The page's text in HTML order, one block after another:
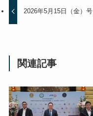
2026年5月15日（金）号
関連記事